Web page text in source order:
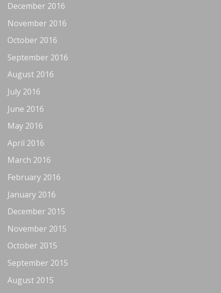
December 2016
November 2016
October 2016
September 2016
August 2016
July 2016
June 2016
May 2016
April 2016
March 2016
February 2016
January 2016
December 2015
November 2015
October 2015
September 2015
August 2015